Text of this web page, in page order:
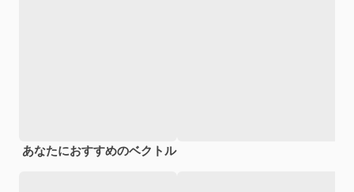
あなたにおすすめのベクトル